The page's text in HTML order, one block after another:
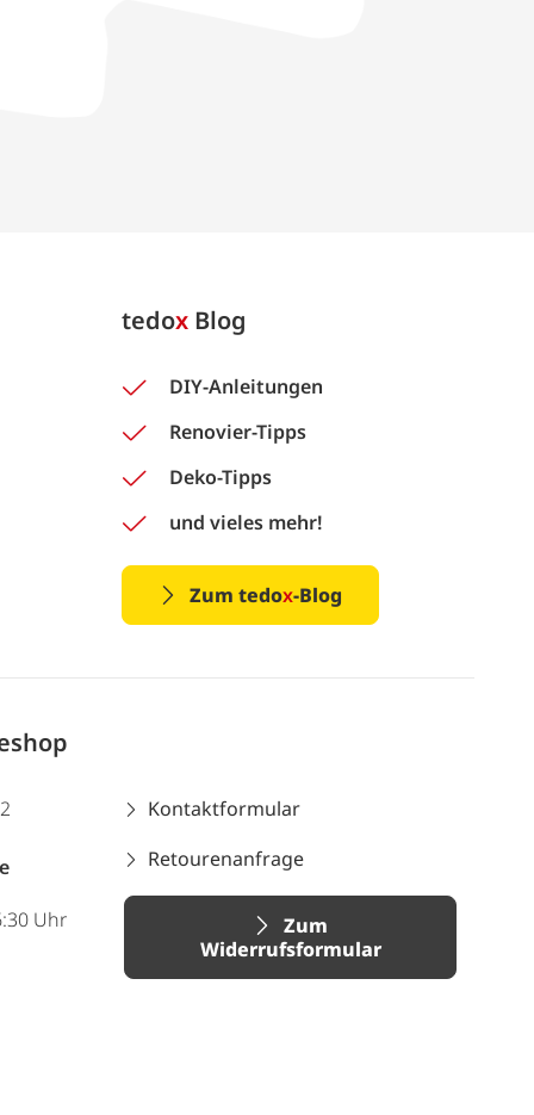
tedox Blog
DIY-Anleitungen
Renovier-Tipps
Deko-Tipps
und vieles mehr!
Zum tedox-Blog
Uhr
Kontaktformular
Retourenanfrage
Zum
Widerrufsformular